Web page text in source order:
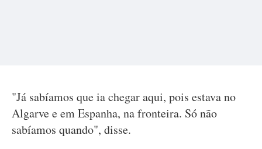
"Já sabíamos que ia chegar aqui, pois estava no
Algarve e em Espanha, na fronteira. Só não
sabíamos quando", disse.